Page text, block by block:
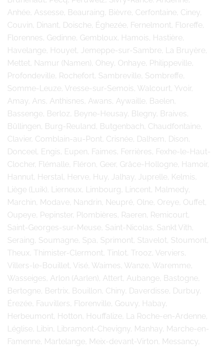
Anhée, Assesse, Beauraing, Bièvre, Cerfontaine, Ciney,
Couvin, Dinant, Doische, Éghezée, Fernelmont, Floreffe,
Florennes, Gedinne, Gembloux, Hamois, Hastière,
Havelange, Houyet, Jemeppe-sur-Sambre, La Bruyère,
Mettet, Namur (Namen), Ohey, Onhaye, Philippeville,
Profondeville, Rochefort, Sambreville, Sombreffe,
Somme-Leuze, Vresse-sur-Semois, Walcourt, Yvoir,
Amay, Ans, Anthisnes, Awans, Aywaille, Baelen,
Bassenge, Berloz, Beyne-Heusay, Blegny, Braives,
Büllingen, Burg-Reuland, Butgenbach, Chaudfontaine,
Clavier, Comblain-au-Pont, Crisnée, Dalhem, Dison,
Donceel, Engis, Eupen, Faimes, Ferrières, Fexhe-le-Haut-
Clocher, Flémalle, Fléron, Geer, Grâce-Hollogne, Hamoir,
Hannut, Herstal, Herve, Huy, Jalhay, Juprelle, Kelmis,
Liège (Luik), Lierneux, Limbourg, Lincent, Malmedy,
Marchin, Modave, Nandrin, Neupré, Olne, Oreye, Ouffet,
Oupeye, Pepinster, Plombières, Raeren, Remicourt,
Saint-Georges-sur-Meuse, Saint-Nicolas, Sankt Vith,
Seraing, Soumagne, Spa, Sprimont, Stavelot, Stoumont,
Theux, Thimister-Clermont, Tinlot, Trooz, Verviers,
Villers-le-Bouillet, Visé, Waimes, Wanze, Waremme,
Wasseiges, Arlon (Aarlen), Attert, Aubange, Bastogne,
Bertogne, Bertrix, Bouillon, Chiny, Daverdisse, Durbuy,
Érezée, Fauvillers, Florenville, Gouvy, Habay,
Herbeumont, Hotton, Houffalize, La Roche-en-Ardenne,
Léglise, Libin, Libramont-Chevigny, Manhay, Marche-en-
Famenne, Martelange, Meix-devant-Virton, Messancy,